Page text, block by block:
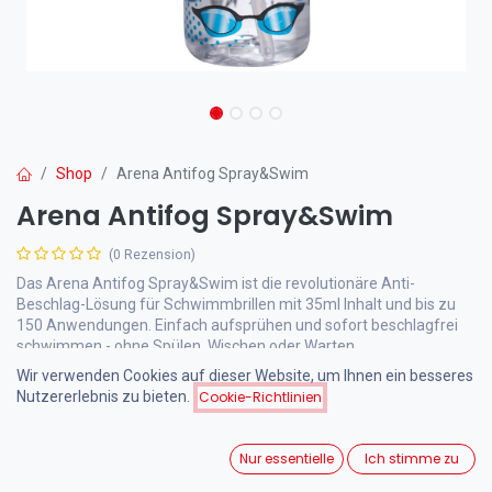
Shop Arena Antifog Spray&Swim
Arena Antifog Spray&Swim
(0 Rezension)
Das Arena Antifog Spray&Swim ist die revolutionäre Anti-
Beschlag-Lösung für Schwimmbrillen mit 35ml Inhalt und bis zu
150 Anwendungen. Einfach aufsprühen und sofort beschlagfrei
schwimmen - ohne Spülen, Wischen oder Warten.
Wir verwenden Cookies auf dieser Website, um Ihnen ein besseres
Nutzererlebnis zu bieten.
Cookie-Richtlinien
Nur essentielle Ich stimme zu